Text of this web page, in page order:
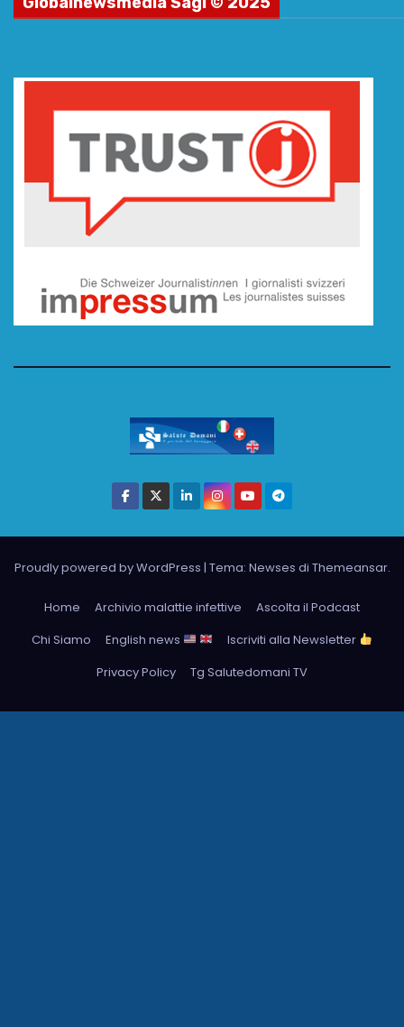
Proudly powered by WordPress | Tema: Newses di Themeansar.
Home Archivio malattie infettive
Ascolta il Podcast
Chi Siamo
English news
Iscriviti alla Newsletter
Privacy Policy
Tg Salutedomani TV